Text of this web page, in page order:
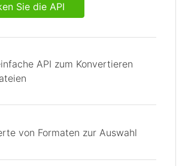
Sie die API
API zum Konvertieren
von Formaten zur Auswahl